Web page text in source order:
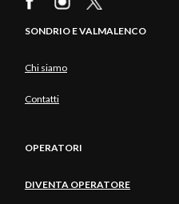
SONDRIO E VALMALENCO
Chi siamo
Contatti
OPERATORI
DIVENTA OPERATORE